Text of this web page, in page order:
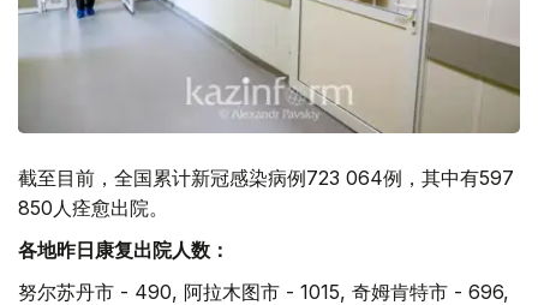
截至目前，全国累计新冠感染病例723 064例，其中有597
850人痊愈出院。
各地昨日康复出院人数：
努尔苏丹市 - 490, 阿拉木图市 - 1015, 奇姆肯特市 - 696,